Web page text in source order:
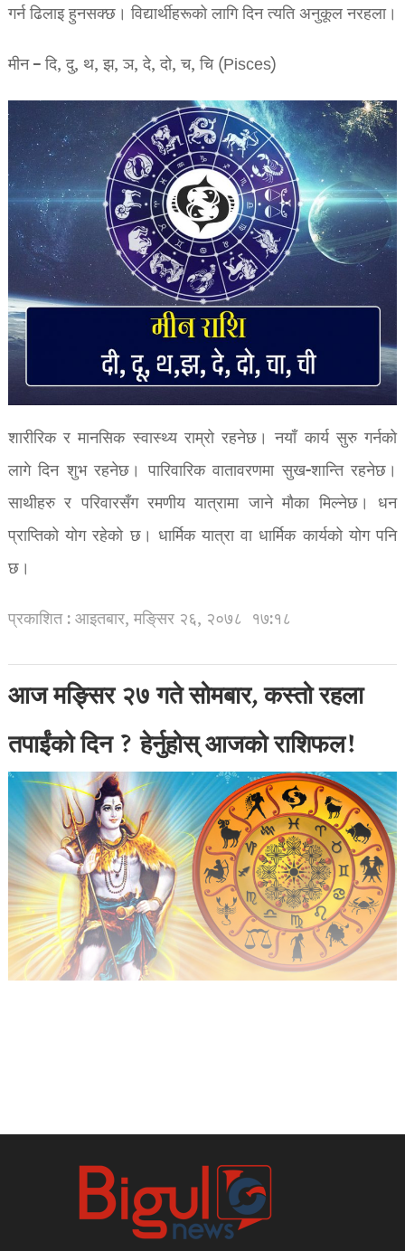
गर्न ढिलाइ हुनसक्छ। विद्यार्थीहरूको लागि दिन त्यति अनुकूल नरहला।
मीन – दि, दु, थ, झ, ञ, दे, दो, च, चि (Pisces)
शारीरिक र मानसिक स्वास्थ्य राम्रो रहनेछ। नयाँ कार्य सुरु गर्नको
लागे दिन शुभ रहनेछ। पारिवारिक वातावरणमा सुख-शान्ति रहनेछ।
साथीहरु र परिवारसँग रमणीय यात्रामा जाने मौका मिल्नेछ। धन
प्राप्तिको योग रहेको छ। धार्मिक यात्रा वा धार्मिक कार्यको योग पनि
छ।
प्रकाशित : आइतबार, मङि्सर २६, २०७८ १७:१८
आज मङ्सिर २७ गते सोमबार, कस्तो रहला
तपाईंको दिन ? हेर्नुहोस् आजको राशिफल!